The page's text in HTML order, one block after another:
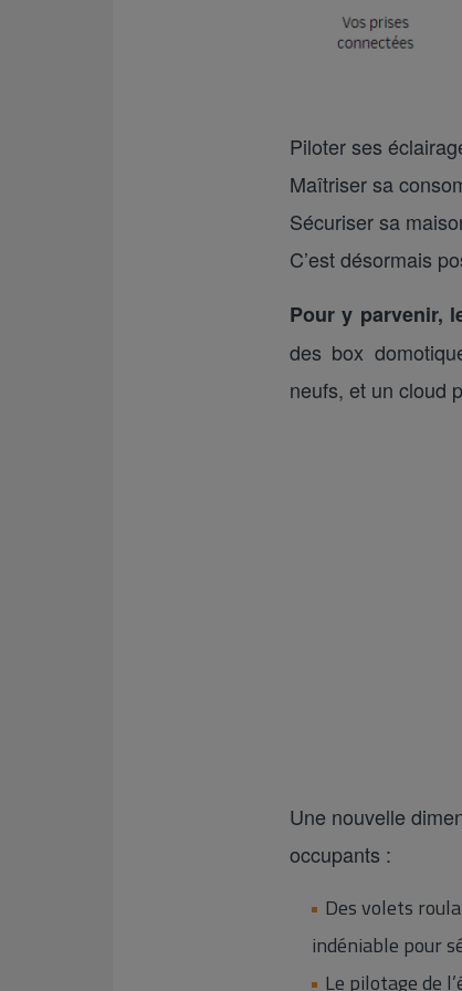
Piloter ses
Maîtriser sa
Sécuriser sa
C’est désormais
Pour y parvenir,
des box
neufs, et un cloud
Une nouvelle
occupants :
Des volets
indéniable pour
Le pilotage de